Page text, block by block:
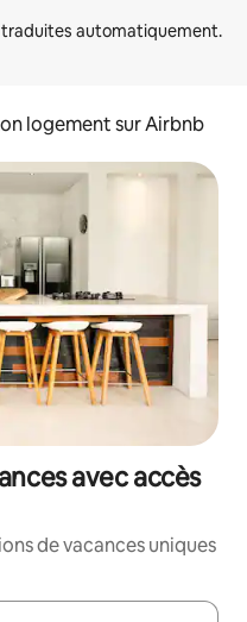
logement sur Airbnb
avec accès
de vacances uniques